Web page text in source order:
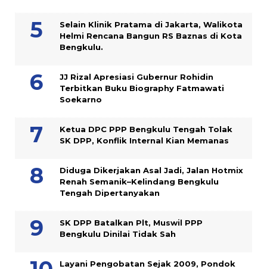
Selain Klinik Pratama di Jakarta, Walikota
Helmi Rencana Bangun RS Baznas di Kota
Bengkulu.
JJ Rizal Apresiasi Gubernur Rohidin
Terbitkan Buku Biography Fatmawati
Soekarno
Ketua DPC PPP Bengkulu Tengah Tolak
SK DPP, Konflik Internal Kian Memanas
Diduga Dikerjakan Asal Jadi, Jalan Hotmix
Renah Semanik–Kelindang Bengkulu
Tengah Dipertanyakan
SK DPP Batalkan Plt, Muswil PPP
Bengkulu Dinilai Tidak Sah
Layani Pengobatan Sejak 2009, Pondok